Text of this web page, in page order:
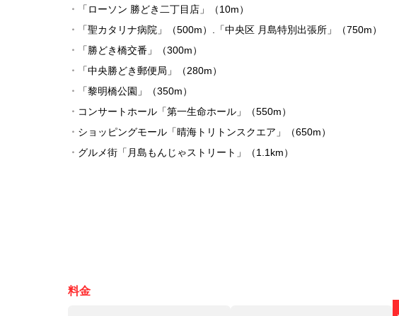
・
「ローソン 勝どき二丁目店」（10m）
・
「聖カタリナ病院」（500m）.「中央区 月島特別出張所」（750m）
・
「勝どき橋交番」（300m）
・
「中央勝どき郵便局」（280m）
・
「黎明橋公園」（350m）
・ コンサートホール「第一生命ホール」（550m）
・ ショッピングモール「晴海トリトンスクエア」（650m）
・ グルメ街「月島もんじゃストリート」（1.1km）
料金